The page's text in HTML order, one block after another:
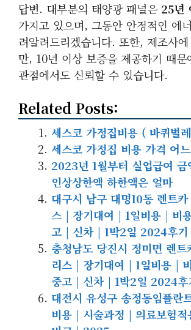
답변. 대부분의 태양광 패널은 25년
가지고 있으며, 그동안 안정적인 에
려알려드리겠습니다. 또한, 제조사
만, 10년 이상 보증을 제공하기 때문
관점에서도 신뢰할 수 있습니다.
Related Posts:
세스코 가정집비용 ( 바퀴벌
세스코 가정집 비용 가격 어
2023년 1월부터 실업급여 금
인상상한액 하한액은 얼마
대구시 남구 대명10동 렌트
스 | 장기대여 | 1일비용 | 비
고 | 신차 | 1박2일 2024후기
충청남도 당진시 정미면 렌
리스 | 장기대여 | 1일비용 |
중고 | 신차 | 1박2일 2024후
대전시 유성구 송정동임플란
비용 | 시술과정 | 의료보험